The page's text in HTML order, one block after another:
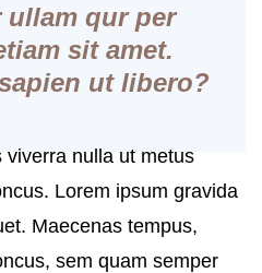
ullam qur per
sit amet.
ut libero?
nulla ut metus
Lorem ipsum gravida
Maecenas tempus,
sem quam semper